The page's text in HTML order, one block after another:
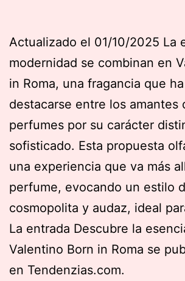
Actualizado el 01/10/2025 La
modernidad se combinan en
in Roma, una fragancia que
destacarse entre los amantes
perfumes por su carácter
sofisticado. Esta propuesta
una experiencia que va más
perfume, evocando un estilo
cosmopolita y audaz, ideal
La entrada Descubre la
Valentino Born in Roma se
en Tendenzias.com.